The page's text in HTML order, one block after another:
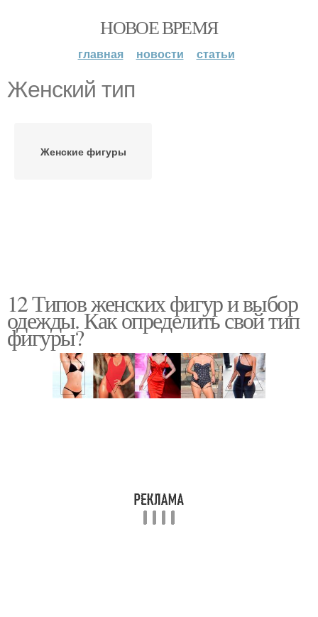
НОВОЕ ВРЕМЯ
главная новости статьи
Женский тип
Женские фигуры
12 Типов женских фигур и выбор
одежды. Как определить свой тип
фигуры?